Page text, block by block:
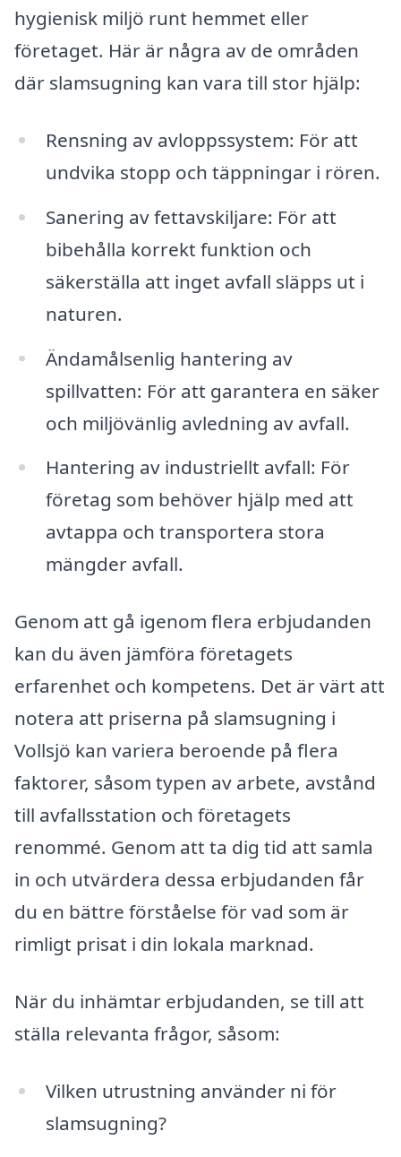
hygienisk miljö runt hemmet eller
företaget. Här är några av de områden
där slamsugning kan vara till stor hjälp:
Rensning av avloppssystem: För att
undvika stopp och täppningar i rören.
Sanering av fettavskiljare: För att
bibehålla korrekt funktion och
säkerställa att inget avfall släpps ut i
naturen.
Ändamålsenlig hantering av
spillvatten: För att garantera en säker
och miljövänlig avledning av avfall.
Hantering av industriellt avfall: För
företag som behöver hjälp med att
avtappa och transportera stora
mängder avfall.
Genom att gå igenom flera erbjudanden
kan du även jämföra företagets
erfarenhet och kompetens. Det är värt att
notera att priserna på slamsugning i
Vollsjö kan variera beroende på flera
faktorer, såsom typen av arbete, avstånd
till avfallsstation och företagets
renommé. Genom att ta dig tid att samla
in och utvärdera dessa erbjudanden får
du en bättre förståelse för vad som är
rimligt prisat i din lokala marknad.
När du inhämtar erbjudanden, se till att
ställa relevanta frågor, såsom:
Vilken utrustning använder ni för
slamsugning?